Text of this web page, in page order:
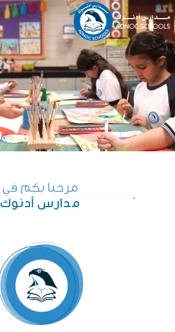
نبذة عنا
المدارس
المنهاج
التسجيل و القبول
خدمات أخرى
English
مرحبا بكم في
مدارس أدنوك